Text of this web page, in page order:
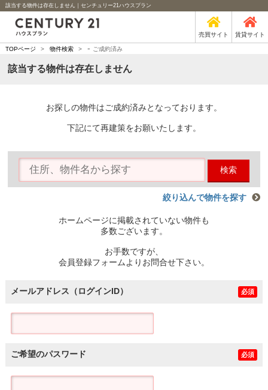
該当する物件は存在しません｜センチュリー21ハウスプラン
売買サイト 賃貸サイト
TOPページ > 物件検索 > - ご成約済み
該当する物件は存在しません
お探しの物件はご成約済みとなっております。
下記にて再建策をお願いたします。
検索
絞り込んで物件を探す
ホームページに掲載されていない物件も
多数ございます。
お手数ですが、
会員登録フォームよりお問合せ下さい。
メールアドレス（ログインID） 必須
ご希望のパスワード 必須